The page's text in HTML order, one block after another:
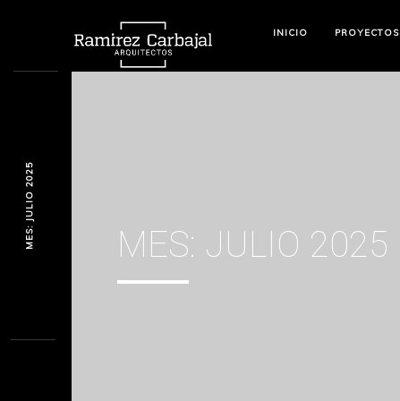
INICIO PROYECTOS
MES: JULIO 2025
MES: JULIO 2025